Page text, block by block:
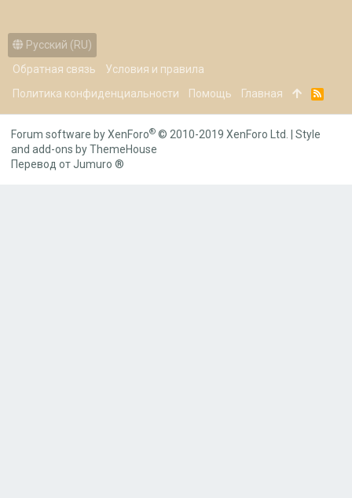
Русский (RU)
Обратная связь
Условия и правила
Политика конфиденциальности
Помощь Главная
R
Forum software by XenForo® © 2010-2019 XenForo Ltd.
Style
and add-ons by ThemeHouse
Перевод от Jumuro ®